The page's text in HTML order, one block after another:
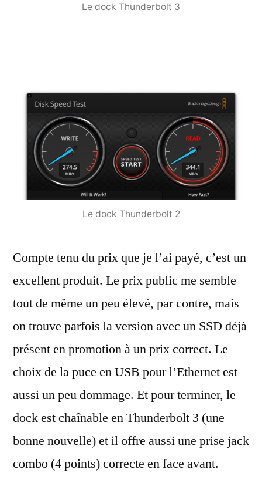
Le dock Thunderbolt 3
Le dock Thunderbolt 2
Compte tenu du prix que je l’ai payé, c’est un
excellent produit. Le prix public me semble
tout de même un peu élevé, par contre, mais
on trouve parfois la version avec un SSD déjà
présent en promotion à un prix correct. Le
choix de la puce en USB pour l’Ethernet est
aussi un peu dommage. Et pour terminer, le
dock est chaînable en Thunderbolt 3 (une
bonne nouvelle) et il offre aussi une prise jack
combo (4 points) correcte en face avant.